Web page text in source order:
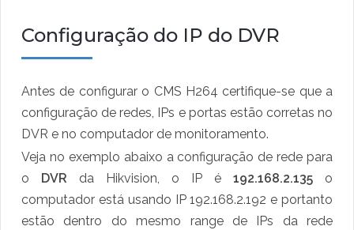
Configuração do IP do DVR
Antes de configurar o CMS H264 certifique-se que a
configuração de redes, IPs e portas estão corretas no
DVR e no computador de monitoramento.
Veja no exemplo abaixo a configuração de rede para
o DVR da Hikvision, o IP é 192.168.2.135 o
computador está usando IP 192.168.2.192 e portanto
estão dentro do mesmo range de IPs da rede